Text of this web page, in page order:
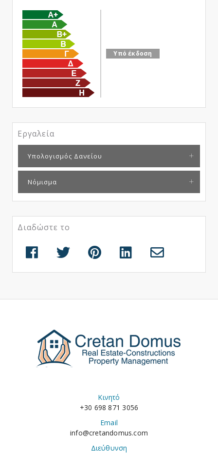
Υπό έκδοση
Εργαλεία
Υπολογισμός Δανείου
Νόμισμα
Διαδώστε το
Κινητό
+30 698 871 3056
Email
info@cretandomus.com
Διεύθυνση